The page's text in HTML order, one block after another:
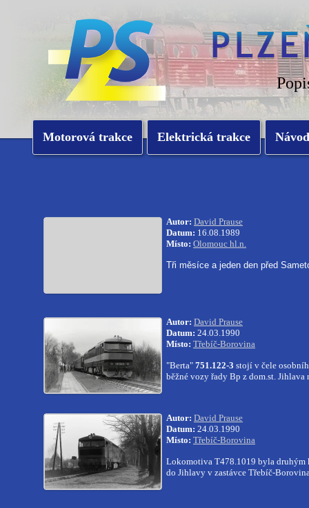
Motorová trakce Elektrická trakce
Autor: David Prause
Datum: 16.08.1989
Místo: Olomouc hl.n.
Tři měsíce a jeden den před
Autor: David Prause
Datum: 24.03.1990
Místo: Třebíč-Borovina
"Berta" 751.122-3 stojí v čele
běžné vozy řady Bp z dom.st. Jihlava
Autor: David Prause
Datum: 24.03.1990
Místo: Třebíč-Borovina
Lokomotiva T478.1019 byla druhým
do Jihlavy v zastávce Třebíč-